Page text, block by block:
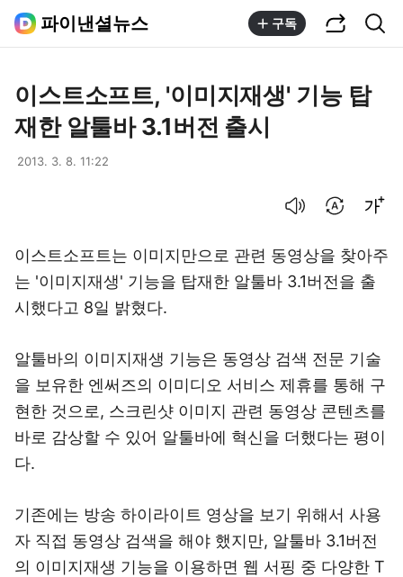
파이낸셜뉴스 구독
이스트소프트, '이미지재생' 기능 탑
재한 알툴바 3.1버전 출시
2013. 3. 8. 11:22
이스트소프트는 이미지만으로 관련 동영상을 찾아주
는 '이미지재생' 기능을 탑재한 알툴바 3.1버전을 출
시했다고 8일 밝혔다.
알툴바의 이미지재생 기능은 동영상 검색 전문 기술
을 보유한 엔써즈의 이미디오 서비스 제휴를 통해 구
현한 것으로, 스크린샷 이미지 관련 동영상 콘텐츠를
바로 감상할 수 있어 알툴바에 혁신을 더했다는 평이
다.
기존에는 방송 하이라이트 영상을 보기 위해서 사용
자 직접 동영상 검색을 해야 했지만, 알툴바 3.1버전
의 이미지재생 기능을 이용하면 웹 서핑 중 다양한 T